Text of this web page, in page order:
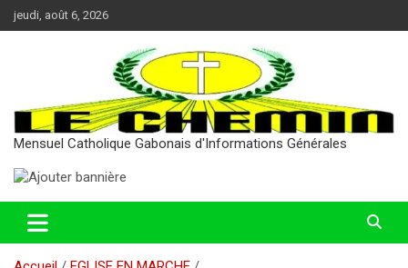
Aller
au
jeudi, août 6, 2026
Mensuel Catholique Gabonais d'Informations Générales